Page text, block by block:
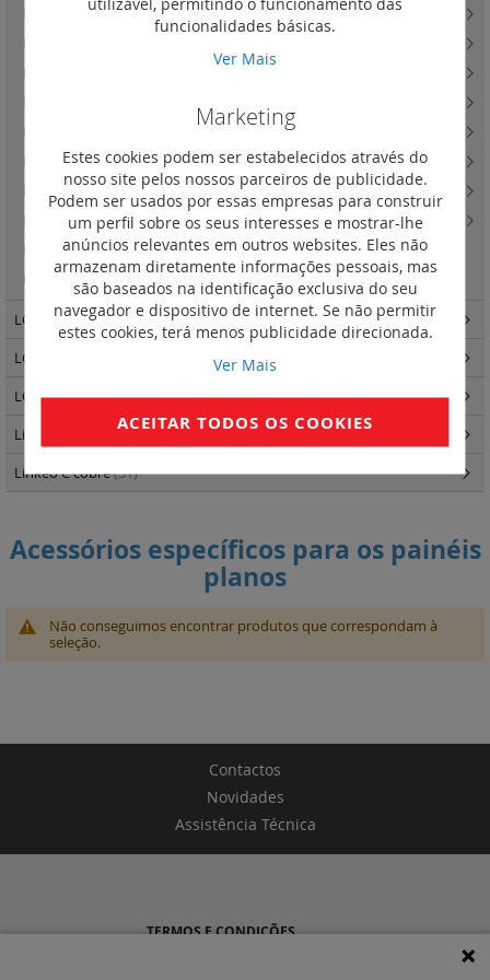
Acessórios específicos para os painéis
planos
Não conseguimos encontrar produtos que correspondam à
seleção.
LCS3 cat. 6 - equipamentos e acessórios(9)
LCS3 cat. 6 - cabos e cordões
LCS3 cat. 6 - tomadas RJ45 cat. 6 - Mosaic
LCS3 cat. 6 - tomadas especiais RJ45 cat. 6 - Soliroc e Plexo
LCS3 cat. 7 - cabos e cordões
LCS3 cat. 8, 6A e 6 - produtos adicionais e duplicadores(4)
LCS3 cat. 8 6A e 6 - tomadas e paineis e unidades e cabos para voz
LCS3 cat. 8, 6A e 6 - acessórios(10)
LCS3 cat. 8(2)
LCS3 cat. 6A - ficha de ligação rápida RJ 45 cat 6A STP
LCS3 fibra ótica(140)
LCS3 quadros e armários
LCS3 distribuição de energia(25)
Linkeo - Quadros e Armários(87)
Linkeo C cobre(31)
Contactos
Novidades
Assistência Técnica
funcionalidades básicas.
Ver Mais
Marketing
Estes cookies podem ser estabelecidos através do
nosso site pelos nossos parceiros de publicidade.
Podem ser usados por essas empresas para construir
um perfil sobre os seus interesses e mostrar-lhe
anúncios relevantes em outros websites. Eles não
armazenam diretamente informações pessoais, mas
são baseados na identificação exclusiva do seu
navegador e dispositivo de internet. Se não permitir
estes cookies, terá menos publicidade direcionada.
Ver Mais
ACEITAR TODOS OS COOKIES
TERMOS E CONDIÇÕES